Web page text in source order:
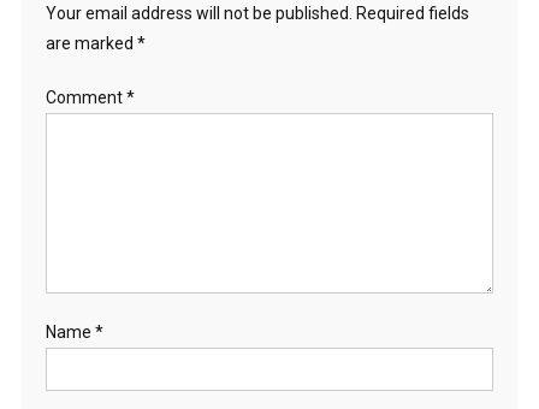
Your email address will not be published. Required fields
are marked *
Comment*
Name *